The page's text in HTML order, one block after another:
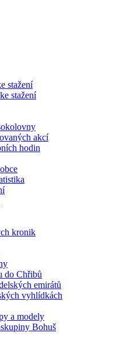
stažení
stažení
akcí
hodin
kronik
do Chřibů
emirátů
vyhlídkách
a modely
Bohuš